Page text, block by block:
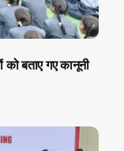
बताए गए कानूनी